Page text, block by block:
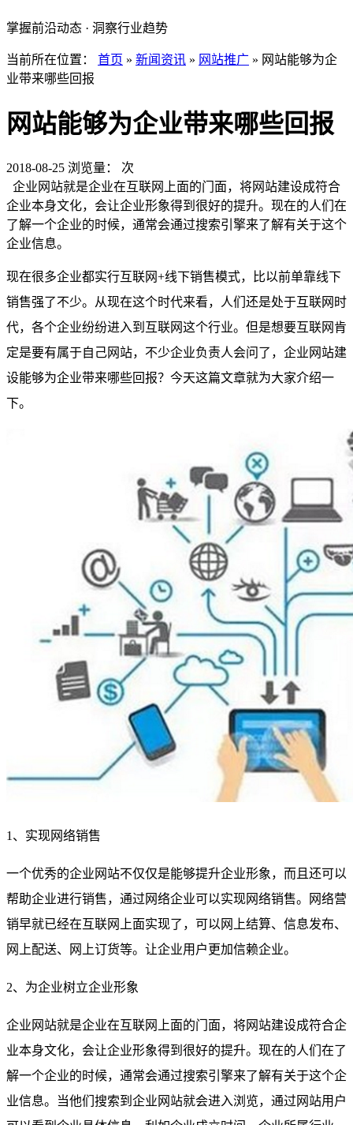
掌握前沿动态 · 洞察行业趋势
当前所在位置： 首页 » 新闻资讯 » 网站推广 » 网站能够为企
业带来哪些回报
网站能够为企业带来哪些回报
2018-08-25 浏览量：
次
企业网站就是企业在互联网上面的门面，将网站建设成符合
企业本身文化，会让企业形象得到很好的提升。现在的人们在
了解一个企业的时候，通常会通过搜索引擎来了解有关于这个
企业信息。
现在很多企业都实行互联网+线下销售模式，比以前单靠线下
销售强了不少。从现在这个时代来看，人们还是处于互联网时
代，各个企业纷纷进入到互联网这个行业。但是想要互联网肯
定是要有属于自己网站，不少企业负责人会问了，企业网站建
设能够为企业带来哪些回报？今天这篇文章就为大家介绍一
下。
1、实现网络销售
一个优秀的企业网站不仅仅是能够提升企业形象，而且还可以
帮助企业进行销售，通过网络企业可以实现网络销售。网络营
销早就已经在互联网上面实现了，可以网上结算、信息发布、
网上配送、网上订货等。让企业用户更加信赖企业。
2、为企业树立企业形象
企业网站就是企业在互联网上面的门面，将网站建设成符合企
业本身文化，会让企业形象得到很好的提升。现在的人们在了
解一个企业的时候，通常会通过搜索引擎来了解有关于这个企
业信息。当他们搜索到企业网站就会进入浏览，通过网站用户